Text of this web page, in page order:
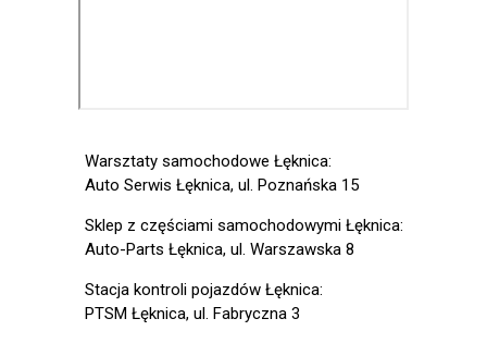
Warsztaty samochodowe Łęknica:
Auto Serwis Łęknica, ul. Poznańska 15
Sklep z częściami samochodowymi Łęknica:
Auto-Parts Łęknica, ul. Warszawska 8
Stacja kontroli pojazdów Łęknica:
PTSM Łęknica, ul. Fabryczna 3